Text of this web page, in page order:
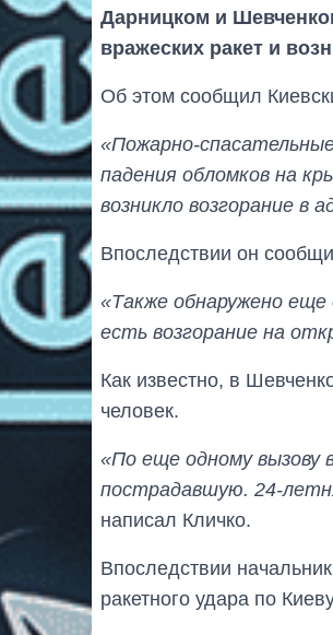
Дарницком и
вражеских ракет и
Об этом сообщил
«Пожарно-
падения обломков на
возникло возгорание в
Впоследствии он
«Также обнаружено еще
есть возгорание на
Как известно, в
человек.
«По еще одному вызову
пострадавшую. 24-
написал Кличко.
Впоследствии
ракетного удара по